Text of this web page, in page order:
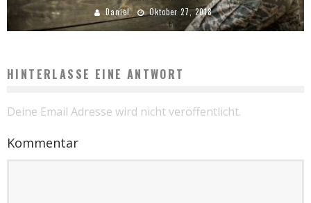
Daniel Oktober 27, 2018
HINTERLASSE EINE ANTWORT
Deine Email Adresse wird nicht veröffentlicht.
Kommentar